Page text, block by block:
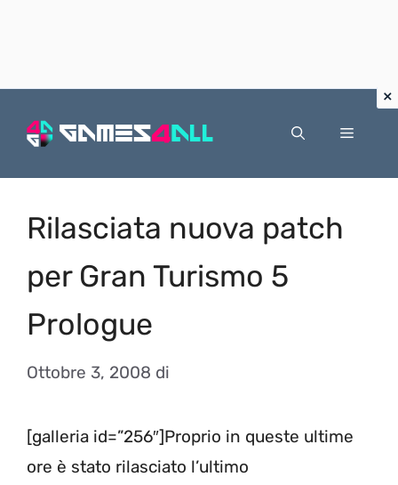
Menu
Rilasciata nuova patch
per Gran Turismo 5
Prologue
Ottobre 3, 2008 di
[galleria id=”256″]Proprio in queste ultime
ore è stato rilasciato l’ultimo